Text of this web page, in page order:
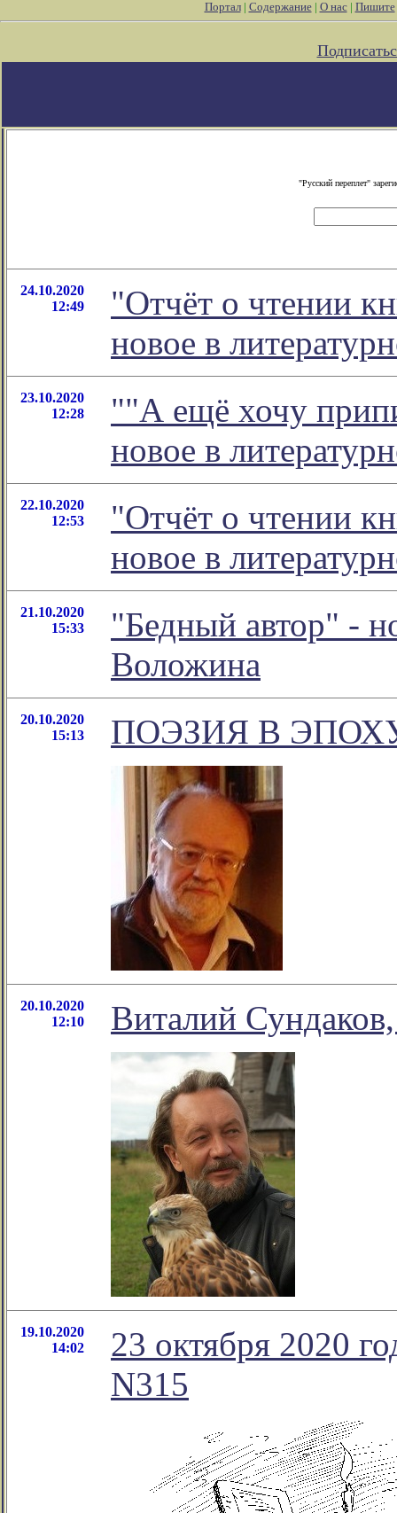
Портал| Содержание| О нас| Пишите
"Русский переплет"
24.10.2020
12:49
"Отчёт о чтении
новое в
23.10.2020
12:28
""А ещё хочу
новое в
22.10.2020
12:53
"Отчёт о чтении
новое в
21.10.2020
15:33
"Бедный автор" -
Воложина
20.10.2020
15:13
ПОЭЗИЯ В
20.10.2020
12:10
Виталий
19.10.2020
14:02
23 октября 2020
N315